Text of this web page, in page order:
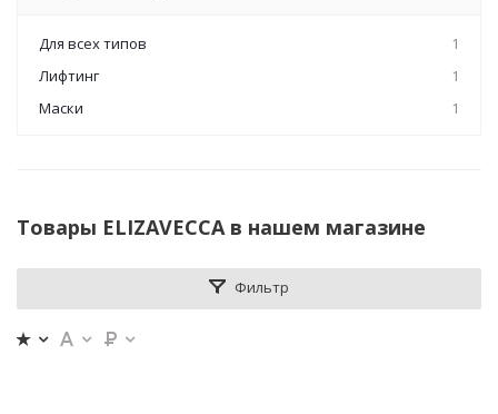
Для всех типов
1
Лифтинг
1
Маски
1
Товары ELIZAVECCA в нашем магазине
Фильтр